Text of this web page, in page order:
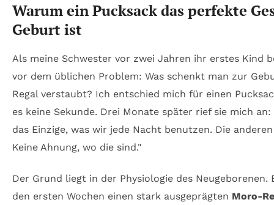
Warum ein Pucksack das perfekte
Geburt ist
Als meine Schwester vor zwei Jahren ihr erstes Kind
vor dem üblichen Problem: Was schenkt man zur
Regal verstaubt? Ich entschied mich für einen
es keine Sekunde. Drei Monate später rief sie mich
das Einzige, was wir jede Nacht benutzen. Die
Keine Ahnung, wo die sind."
Der Grund liegt in der Physiologie des Neugeborenen.
den ersten Wochen einen stark ausgeprägten Moro-